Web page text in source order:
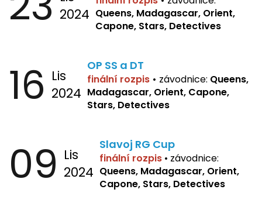
2024 Queens, Madagascar, Orient,
Capone, Stars, Detectives
16 Lis
2024
OP SS a DT
finální rozpis • závodnice: Queens,
Madagascar, Orient, Capone,
Stars, Detectives
09 Lis
2024
Slavoj RG Cup
finální rozpis • závodnice:
Queens, Madagascar, Orient,
Capone, Stars, Detectives